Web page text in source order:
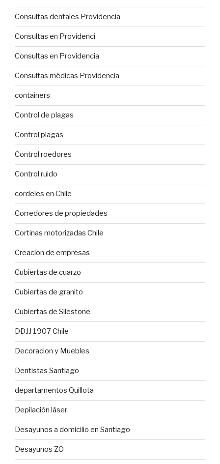
Consultas dentales Providencia
Consultas en Providenci
Consultas en Providencia
Consultas médicas Providencia
containers
Control de plagas
Control plagas
Control roedores
Control ruido
cordeles en Chile
Corredores de propiedades
Cortinas motorizadas Chile
Creacion de empresas
Cubiertas de cuarzo
Cubiertas de granito
Cubiertas de Silestone
DDJJ 1907 Chile
Decoracion y Muebles
Dentistas Santiago
departamentos Quillota
Depilación láser
Desayunos a domicilio en Santiago
Desayunos ZO